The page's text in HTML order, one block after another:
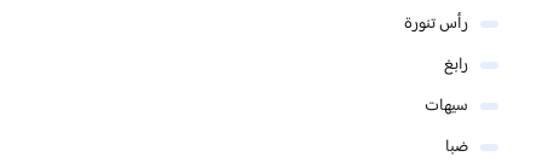
رأس تنورة
رابغ
سيهات
ضبا